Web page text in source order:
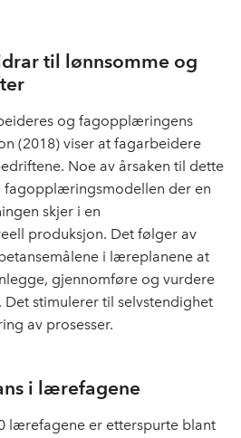
til lønnsomme og
og fagopplæringens
(2018) viser at fagarbeidere
Noe av årsaken til dette
fagopplæringsmodellen der en
skjer i en
produksjon. Det følger av
i læreplanene at
gjennomføre og vurdere
stimulerer til selvstendighet
av prosesser.
i lærefagene
lærefagene er etterspurte blant